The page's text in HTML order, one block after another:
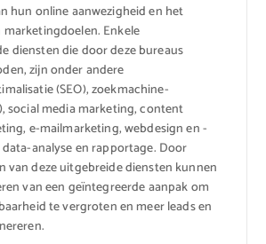
hun online aanwezigheid en het
Enkele
diensten die door deze bureaus
zijn onder andere
(SEO), zoekmachine-
social media marketing, content
e-mailmarketing, webdesign en -
analyse en rapportage. Door
van deze uitgebreide diensten kunnen
van een geïntegreerde aanpak om
te vergroten en meer leads en